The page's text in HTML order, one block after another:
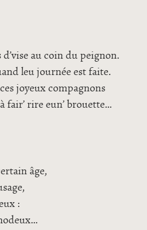
au coin du peignon.
leu journée est faite.
joyeux compagnons
fair’ rire eun’ brouette…
âge,
: